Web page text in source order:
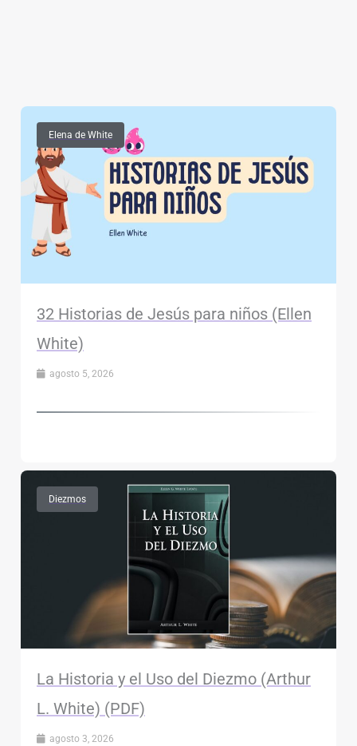
Elena de White
32 Historias de Jesús para niños (Ellen
White)
agosto 5, 2026
Diezmos
La Historia y el Uso del Diezmo (Arthur
L. White) (PDF)
agosto 3, 2026